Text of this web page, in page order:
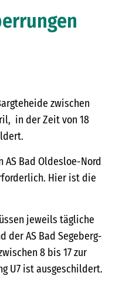
zwischen
in der Zeit von 18
Bad Oldesloe-Nord
Hier ist die
jeweils tägliche
der AS Bad Segeberg-
8 bis 17 zur
U7 ist ausgeschildert.